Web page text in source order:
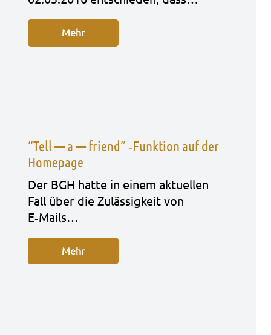
Mehr
“Tell — a — friend” ‑Funktion auf der
Homepage
Der BGH hatte in einem aktu­el­len
Fall über die Zuläs­sig­keit von
E‑Mails…
Mehr